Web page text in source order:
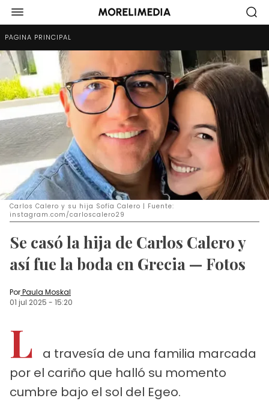
PÁGINA PRINCIPAL
Carlos Calero y su hija Sofía Calero | Fuente:
instagram.com/carloscalero29
Se casó la hija de Carlos Calero y
así fue la boda en Grecia — Fotos
PorPaula Moskal
01 jul 2025 - 15:20
L
a travesía de una familia marcada
por el cariño que halló su momento
cumbre bajo el sol del Egeo.